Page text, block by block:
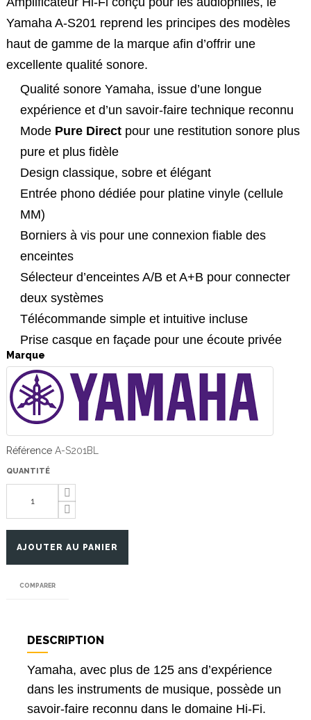
Yamaha A-S201 reprend les principes des modèles
haut de gamme de la marque afin d’offrir une
excellente qualité sonore.
Qualité sonore Yamaha, issue d’une longue
expérience et d’un savoir-faire technique reconnu
Mode Pure Direct pour une restitution sonore plus
pure et plus fidèle
Design classique, sobre et élégant
Entrée phono dédiée pour platine vinyle (cellule
MM)
Borniers à vis pour une connexion fiable des
enceintes
Sélecteur d’enceintes A/B et A+B pour connecter
deux systèmes
Télécommande simple et intuitive incluse
Prise casque en façade pour une écoute privée
Marque
Référence A-S201BL
QUANTITÉ
AJOUTER AU PANIER
COMPARER
DESCRIPTION
Yamaha, avec plus de 125 ans d’expérience
dans les instruments de musique, possède un
savoir-faire reconnu dans le domaine Hi-Fi.